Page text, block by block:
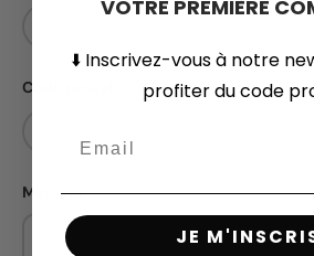
Code postal
Message
VOTRE PREMIÈRE
⬇️ Inscrivez-vousà notre
profiter du code
JE